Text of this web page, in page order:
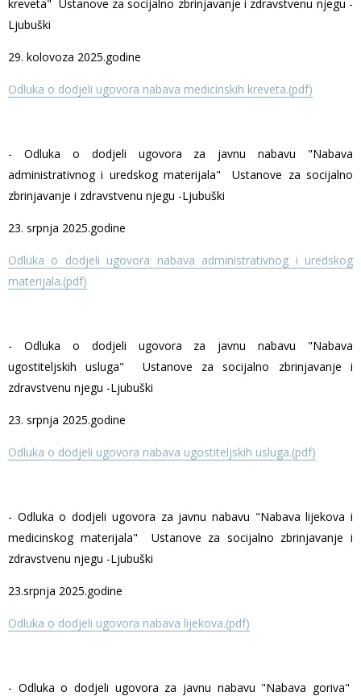
kreveta" Ustanove za socijalno zbrinjavanje i zdravstvenu njegu -
Ljubuški
29. kolovoza 2025.godine
Odluka o dodjeli ugovora nabava medicinskih kreveta.(pdf)
- Odluka o dodjeli ugovora za javnu nabavu "Nabava
administrativnog i uredskog materijala" Ustanove za socijalno
zbrinjavanje i zdravstvenu njegu -Ljubuški
23. srpnja 2025.godine
Odluka o dodjeli ugovora nabava administrativnog i uredskog
materijala.(pdf)
- Odluka o dodjeli ugovora za javnu nabavu "Nabava
ugostiteljskih usluga" Ustanove za socijalno zbrinjavanje i
zdravstvenu njegu -Ljubuški
23. srpnja 2025.godine
Odluka o dodjeli ugovora nabava ugostiteljskih usluga.(pdf)
- Odluka o dodjeli ugovora za javnu nabavu "Nabava lijekova i
medicinskog materijala" Ustanove za socijalno zbrinjavanje i
zdravstvenu njegu -Ljubuški
23.srpnja 2025.godine
Odluka o dodjeli ugovora nabava lijekova.(pdf)
- Odluka o dodjeli ugovora za javnu nabavu "Nabava goriva"